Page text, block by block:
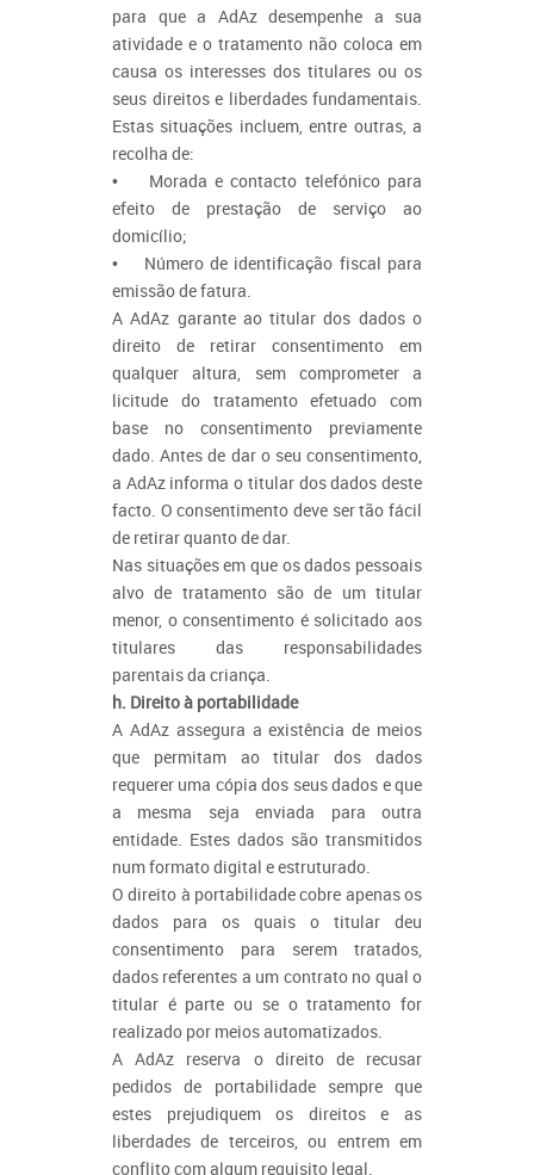
para que a AdAz desempenhe a sua
atividade e o tratamento não coloca em
causa os interesses dos titulares ou os
seus direitos e liberdades fundamentais.
Estas situações incluem, entre outras, a
recolha de:
• Morada e contacto telefónico para
efeito de prestação de serviço ao
domicílio;
• Número de identificação fiscal para
emissão de fatura.
A AdAz garante ao titular dos dados o
direito de retirar consentimento em
qualquer altura, sem comprometer a
licitude do tratamento efetuado com
base no consentimento previamente
dado. Antes de dar o seu consentimento,
a AdAz informa o titular dos dados deste
facto. O consentimento deve ser tão fácil
de retirar quanto de dar.
Nas situações em que os dados pessoais
alvo de tratamento são de um titular
menor, o consentimento é solicitado aos
titulares das responsabilidades
parentais da criança.
h. Direito à portabilidade
A AdAz assegura a existência de meios
que permitam ao titular dos dados
requerer uma cópia dos seus dados e que
a mesma seja enviada para outra
entidade. Estes dados são transmitidos
num formato digital e estruturado.
O direito à portabilidade cobre apenas os
dados para os quais o titular deu
consentimento para serem tratados,
dados referentes a um contrato no qual o
titular é parte ou se o tratamento for
realizado por meios automatizados.
A AdAz reserva o direito de recusar
pedidos de portabilidade sempre que
estes prejudiquem os direitos e as
liberdades de terceiros, ou entrem em
conflito com algum requisito legal.